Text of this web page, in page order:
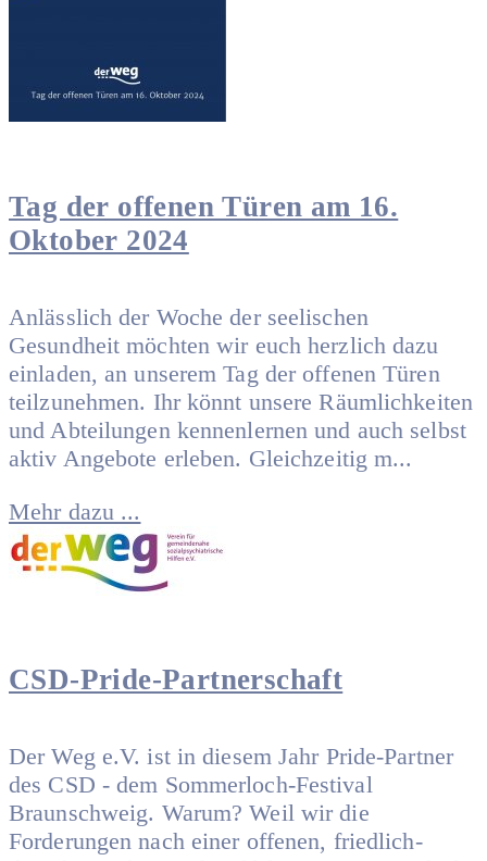
Tag der offenen Türen am 16.
Oktober 2024
Anlässlich der Woche der seelischen
Gesundheit möchten wir euch herzlich dazu
einladen, an unserem Tag der offenen Türen
teilzunehmen. Ihr könnt unsere Räumlichkeiten
und Abteilungen kennenlernen und auch selbst
aktiv Angebote erleben. Gleichzeitig m...
Mehr dazu ...
CSD-Pride-Partnerschaft
Der Weg e.V. ist in diesem Jahr Pride-Partner
des CSD - dem Sommerloch-Festival
Braunschweig. Warum? Weil wir die
Forderungen nach einer offenen, friedlich-